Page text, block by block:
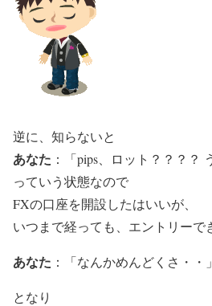
逆に、知らないと
あなた ：「pips、ロット？？？？
っていう状態なので
FXの口座を開設したはいいが、
いつまで経っても、エントリーで
あなた ：「なんかめんどくさ・・」
となり